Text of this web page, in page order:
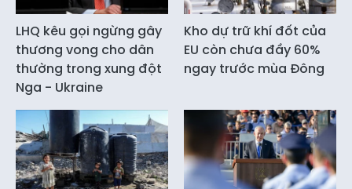
LHQ kêu gọi ngừng gây
thương vong cho dân
thường trong xung đột
Nga - Ukraine
Kho dự trữ khí đốt của
EU còn chưa đầy 60%
ngay trước mùa Đông